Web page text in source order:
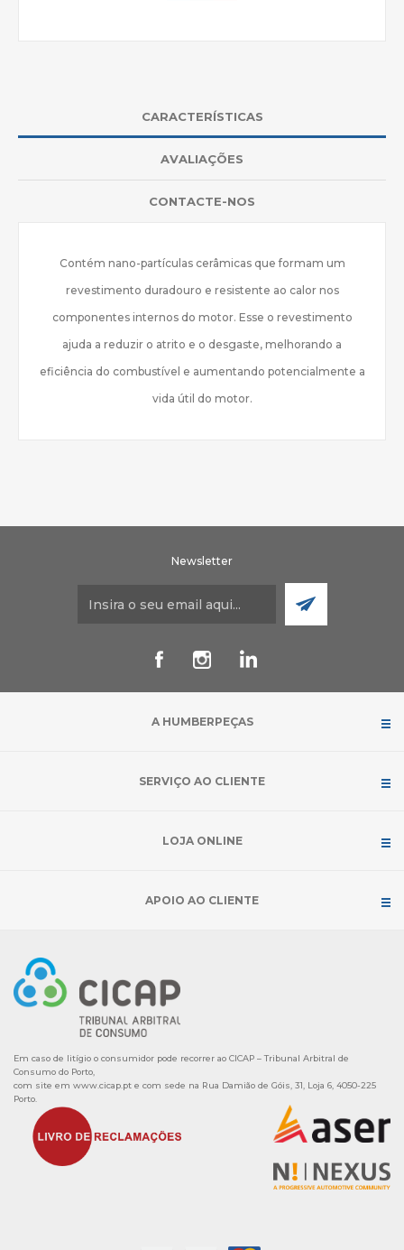
CARACTERÍSTICAS
AVALIAÇÕES
CONTACTE-NOS
Contém nano-partículas cerâmicas que formam um
revestimento duradouro e resistente ao calor nos
componentes internos do motor. Esse o revestimento
ajuda a reduzir o atrito e o desgaste, melhorando a
eficiência do combustível e aumentando potencialmente a
vida útil do motor.
Newsletter
A HUMBERPEÇAS
SERVIÇO AO CLIENTE
LOJA ONLINE
APOIO AO CLIENTE
Em caso de litígio o consumidor pode recorrer ao CICAP – Tribunal Arbitral de
Consumo do Porto,
com site em www.cicap.pt e com sede na Rua Damião de Góis, 31, Loja 6, 4050-225
Porto.